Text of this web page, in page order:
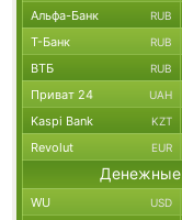
Альфа-Банк RUB
Т-Банк RUB
ВТБ RUB
Приват 24 UAH
Kaspi Bank KZT
Revolut EUR
WU USD